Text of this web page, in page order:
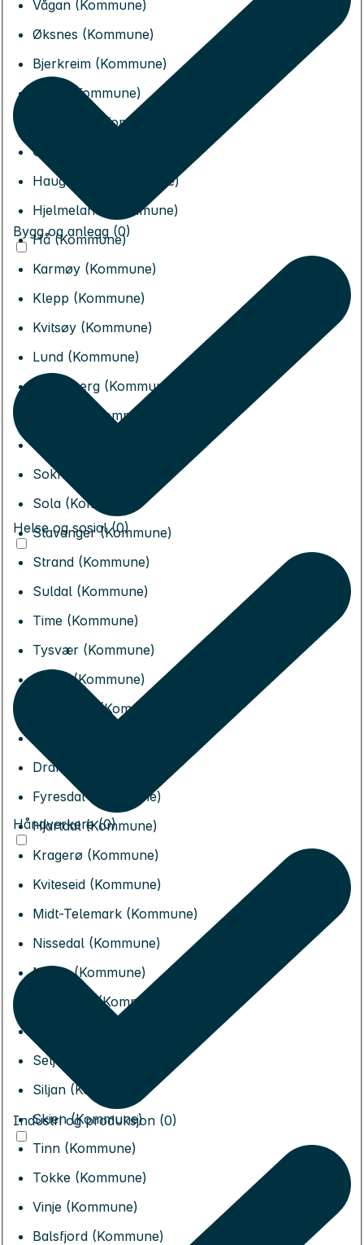
Vågan (Kommune)
Øksnes (Kommune)
Bjerkreim (Kommune)
Bokn (Kommune)
Eigersund (Kommune)
Gjesdal (Kommune)
Haugesund (Kommune)
Hjelmeland (Kommune)
Hå (Kommune)
Karmøy (Kommune)
Klepp (Kommune)
Kvitsøy (Kommune)
Lund (Kommune)
Randaberg (Kommune)
Sandnes (Kommune)
Sauda (Kommune)
Sokndal (Kommune)
Sola (Kommune)
Stavanger (Kommune)
Strand (Kommune)
Suldal (Kommune)
Time (Kommune)
Tysvær (Kommune)
Utsira (Kommune)
Vindafjord (Kommune)
Drangedal (Kommune)
Fyresdal (Kommune)
Hjartdal (Kommune)
Kragerø (Kommune)
Kviteseid (Kommune)
Midt-Telemark (Kommune)
Nissedal (Kommune)
Nome (Kommune)
Notodden (Kommune)
Seljord (Kommune)
Siljan (Kommune)
Skien (Kommune)
Tinn (Kommune)
Tokke (Kommune)
Vinje (Kommune)
Balsfjord (Kommune)
Bygg og anlegg (0)
Helse og sosial (0)
Håndverkere (0)
Industri og produksjon (0)